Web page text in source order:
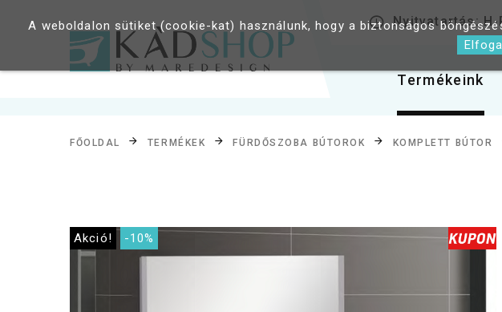
Nyitvatartás: H-
Termékeink
FŐOLDAL TERMÉKEK FÜRDŐSZOBA BÚTOROK KOMPLETT BÚTOR
Akció! -10%
A weboldalon sütiket (cookie-kat) használunk, hogy a biztonságos